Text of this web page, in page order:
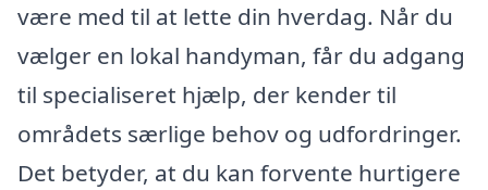
være med til at lette din hverdag. Når du
vælger en lokal handyman, får du adgang
til specialiseret hjælp, der kender til
områdets særlige behov og udfordringer.
Det betyder, at du kan forvente hurtigere